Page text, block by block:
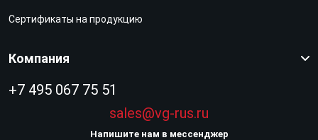
Сертификаты на продукцию
Компания
+7 495 067 75 51
sales@vg-rus.ru
Напишите нам в мессенджер